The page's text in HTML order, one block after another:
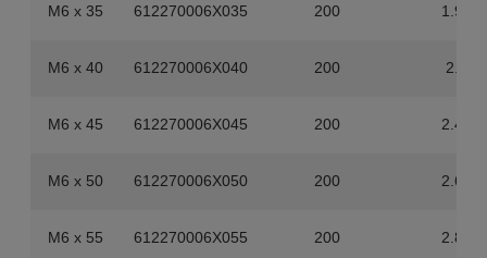
M6 x 35 612270006X035 200 1.98
M6 x 40 612270006X040 200 2.2
M6 x 45 612270006X045 200 2.42
M6 x 50 612270006X050 200 2.64
M6 x 55 612270006X055 200 2.86